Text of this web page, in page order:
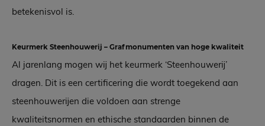
betekenisvol is.
Keurmerk Steenhouwerij – Grafmonumenten van hoge kwaliteit
Al jarenlang mogen wij het keurmerk ‘Steenhouwerij’
dragen. Dit is een certificering die wordt toegekend aan
steenhouwerijen die voldoen aan strenge
kwaliteitsnormen en ethische standaarden binnen de